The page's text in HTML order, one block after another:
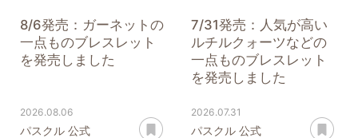
8/6発売：ガーネットの
一点ものブレスレット
を発売しました
2026.08.06
パスクル 公式
あとで読む
7/31発売：人気が高い
ルチルクォーツなどの
一点ものブレスレット
を発売しました
2026.07.31
パスクル 公式